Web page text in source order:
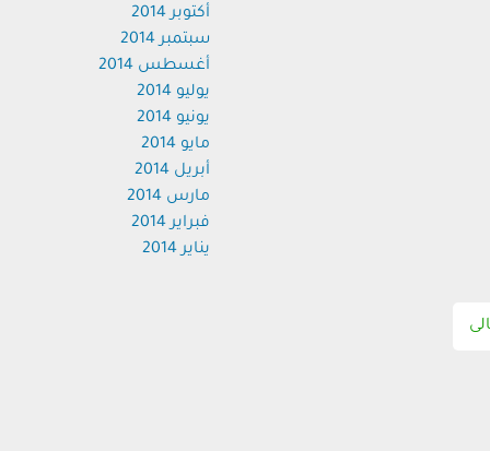
أكتوبر 2014
سبتمبر 2014
أغسطس 2014
يوليو 2014
يونيو 2014
مايو 2014
أبريل 2014
مارس 2014
فبراير 2014
يناير 2014